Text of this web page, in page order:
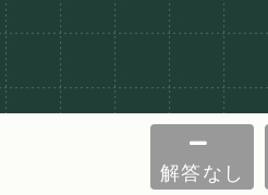
解答なし